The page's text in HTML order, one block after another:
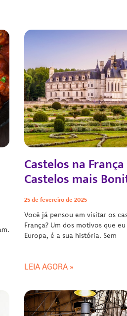
Castelos na
Castelos mais
25 de fevereiro de 2025
Você já pensou em visitar os
França? Um dos motivos que
Europa, é a sua história. Sem
LEIA AGORA »